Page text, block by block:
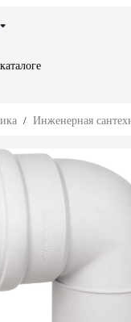
/ Инженерная